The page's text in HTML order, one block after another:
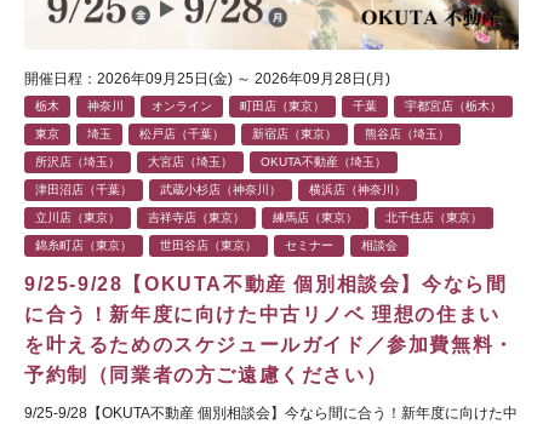
開催日程：2026年09月25日(金) ～ 2026年09月28日(月)
栃木 神奈川 オンライン 町田店（東京） 千葉 宇都宮店（栃木）
東京 埼玉 松戸店（千葉） 新宿店（東京） 熊谷店（埼玉）
所沢店（埼玉） 大宮店（埼玉） OKUTA不動産（埼玉）
津田沼店（千葉） 武蔵小杉店（神奈川） 横浜店（神奈川）
立川店（東京） 吉祥寺店（東京） 練馬店（東京） 北千住店（東京）
錦糸町店（東京） 世田谷店（東京） セミナー 相談会
9/25-9/28【OKUTA不動産 個別相談会】今なら間
に合う！新年度に向けた中古リノベ 理想の住まい
を叶えるためのスケジュールガイド／参加費無料・
予約制（同業者の方ご遠慮ください）
9/25-9/28【OKUTA不動産 個別相談会】今なら間に合う！新年度に向けた中